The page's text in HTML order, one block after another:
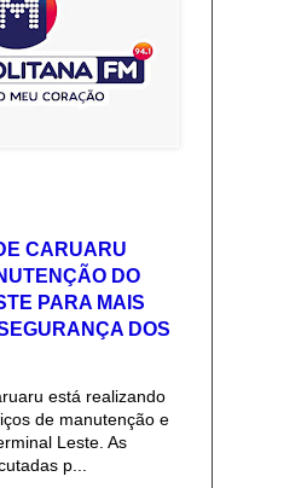
CARUARU
DO
PARA MAIS
DOS
está realizando
de manutenção e
Leste. As
p...